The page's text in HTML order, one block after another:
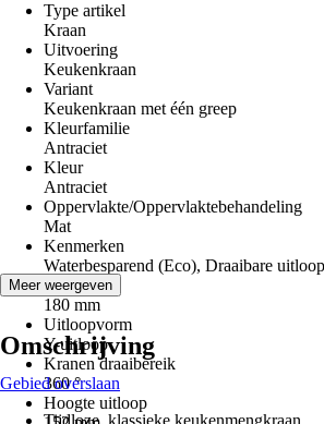
Type artikel
Kraan
Uitvoering
Keukenkraan
Variant
Keukenkraan met één greep
Kleurfamilie
Antraciet
Kleur
Antraciet
Oppervlakte/Oppervlaktebehandeling
Mat
Kenmerken
Waterbesparend (Eco), Draaibare uitloop
Hoogte
180 mm
Uitloopvorm
Y-uitloop
Kranen draaibereik
360 °
Hoogte uitloop
Meer weergeven
Omschrijving
Gebied overslaan
Tijdloze, klassieke keukenmengkraan